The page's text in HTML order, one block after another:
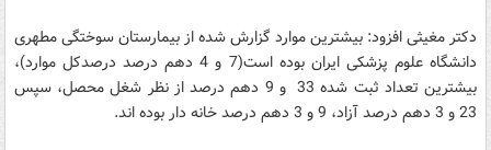
دکتر مغیثی افزود: بیشترین موارد گزارش شده از بیمارستان سوختگی مطهری
دانشگاه علوم پزشکی ایران بوده است(7 و 4 دهم درصد درصدکل موارد)،
بیشترین تعداد ثبت شده 33 و 9 دهم درصد از نظر شغل محصل، سپس
23 و 3 دهم درصد آزاد، 9 و 3 دهم درصد خانه دار بوده اند.